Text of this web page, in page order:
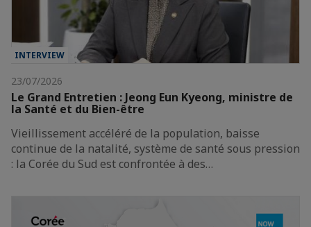
INTERVIEW
23/07/2026
Le Grand Entretien : Jeong Eun Kyeong, ministre de
la Santé et du Bien-être
Vieillissement accéléré de la population, baisse
continue de la natalité, système de santé sous pression
: la Corée du Sud est confrontée à des…